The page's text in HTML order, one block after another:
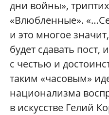
дни войны»,
«Влюбленные».
и это многое
будет сдавать пост,
с честью и
таким «часовым»
национализма
в искусстве Гелий